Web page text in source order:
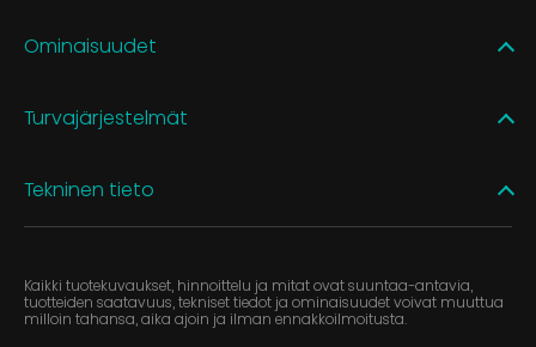
Ominaisuudet
Turvajärjestelmät
Tekninen tieto
Kaikki tuotekuvaukset, hinnoittelu ja mitat ovat suuntaa-antavia,
tuotteiden saatavuus, tekniset tiedot ja ominaisuudet voivat muuttua
milloin tahansa, aika ajoin ja ilman ennakkoilmoitusta.